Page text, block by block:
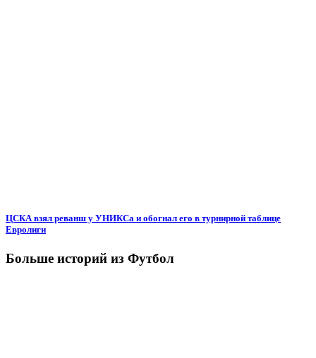
ЦСКА взял реванш у УНИКСа и обогнал его в турнирной таблице
Евролиги
Больше историй из Футбол